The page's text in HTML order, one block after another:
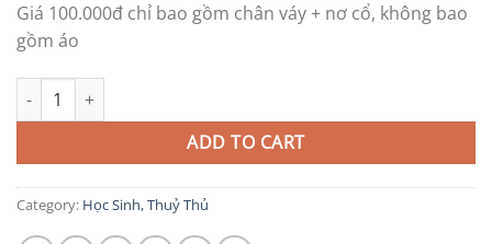
Giá 100.000đ chỉ bao gồm chân váy + nơ cổ, không bao
gồm áo
JK2 quantity
ADD TO CART
Category: Học Sinh, Thuỷ Thủ